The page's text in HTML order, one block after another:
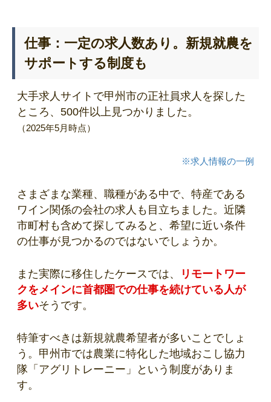
仕事：一定の求人数あり。新規就農を
サポートする制度も
大手求人サイトで甲州市の正社員求人を探した
ところ、500件以上見つかりました。
（2025年5月時点）
※求人情報の一例
さまざまな業種、職種がある中で、特産である
ワイン関係の会社の求人も目立ちました。近隣
市町村も含めて探してみると、希望に近い条件
の仕事が見つかるのではないでしょうか。
また実際に移住したケースでは、
リモートワー
クをメインに首都圏での仕事を続けている人が
多いそうです。
特筆すべきは新規就農希望者が多いことでしょ
う。甲州市では農業に特化した地域おこし協力
隊「アグリトレーニー」という制度がありま
す。